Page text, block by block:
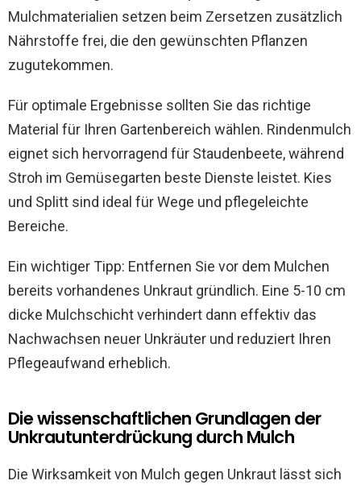
Mulchmaterialien setzen beim Zersetzen zusätzlich
Nährstoffe frei, die den gewünschten Pflanzen
zugutekommen.
Für optimale Ergebnisse sollten Sie das richtige
Material für Ihren Gartenbereich wählen. Rindenmulch
eignet sich hervorragend für Staudenbeete, während
Stroh im Gemüsegarten beste Dienste leistet. Kies
und Splitt sind ideal für Wege und pflegeleichte
Bereiche.
Ein wichtiger Tipp: Entfernen Sie vor dem Mulchen
bereits vorhandenes Unkraut gründlich. Eine 5-10 cm
dicke Mulchschicht verhindert dann effektiv das
Nachwachsen neuer Unkräuter und reduziert Ihren
Pflegeaufwand erheblich.
Die wissenschaftlichen Grundlagen der
Unkrautunterdrückung durch Mulch
Die Wirksamkeit von Mulch gegen Unkraut lässt sich